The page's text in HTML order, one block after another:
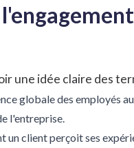
une idée claire des
globale des employés
l'entreprise.
un client perçoit ses